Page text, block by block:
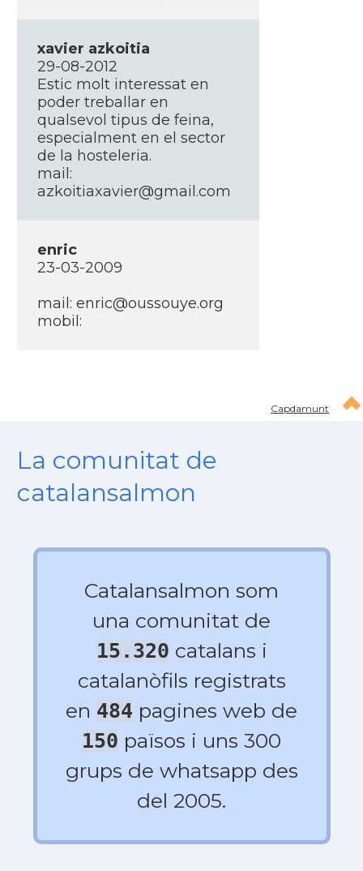
xavier azkoitia
29-08-2012
Estic molt interessat en
poder treballar en
qualsevol tipus de feina,
especialment en el sector
de la hosteleria.
mail:
azkoitiaxavier@gmail.com
enric
23-03-2009
mail: enric@oussouye.org
mobil:
Capdamunt
La comunitat de
catalansalmon
Catalansalmon som
una comunitat de
15.320 catalans i
catalanòfils registrats
en 484 pagines web de
150 països i uns 300
grups de whatsapp des
del 2005.